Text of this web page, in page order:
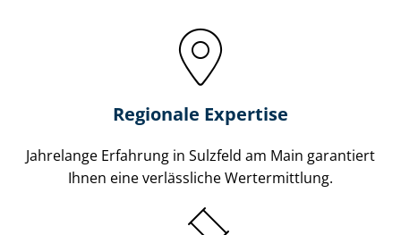
Regionale Expertise
Jahrelange Erfahrung in Sulzfeld am Main garantiert
Ihnen eine verlässliche Wertermittlung.